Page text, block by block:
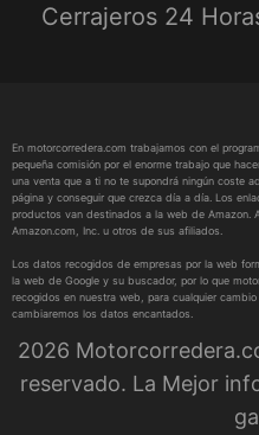
Cerrajeros 24
En motorcorredera.com trabajamos con el
pequeña comisión por el enorme trabajo que
una venta que a ti no te supondrá ningún coste
página y conseguir que crezca día a día. Los
productos van destinados a la web de Amazon.
Amazon.com, Inc. u otros de sus afiliados.
Los datos recogidos de empresas por la web
la web de Google y su buscador, por lo que
recogidos en nuestra web, para cualquier
cambiaremos los datos encantados.
2026
reservado. La Mejor